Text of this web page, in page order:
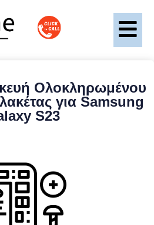
Ολοκληρωμένου
για Samsung
S23